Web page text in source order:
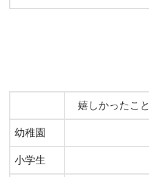
嬉しかったこと
幼稚園
小学生